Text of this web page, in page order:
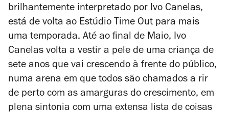
brilhantemente interpretado por Ivo Canelas,
está de volta ao Estúdio Time Out para mais
uma temporada. Até ao final de Maio, Ivo
Canelas volta a vestir a pele de uma criança de
sete anos que vai crescendo à frente do público,
numa arena em que todos são chamados a rir
de perto com as amarguras do crescimento, em
plena sintonia com uma extensa lista de coisas